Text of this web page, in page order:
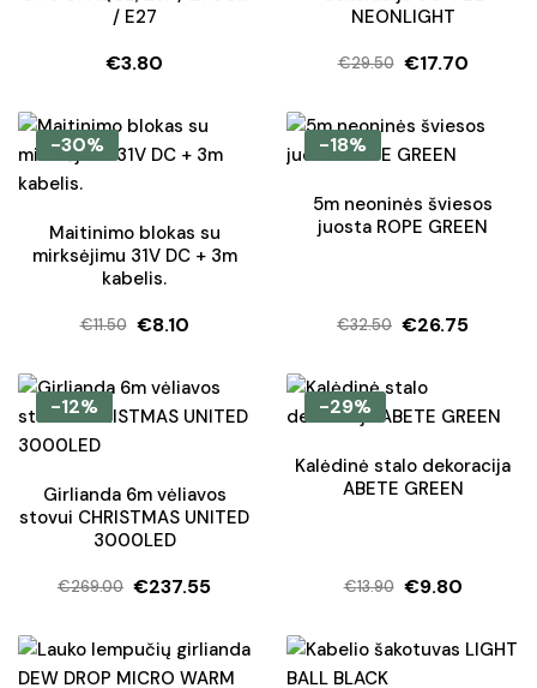
/ E27
€3.80
NEONLIGHT
€29.50
Original
was:
€29.50.
€17.70
Current
is:
€17.70.
-30%
Maitinimo blokas su
mirksėjimu 31V DC + 3m
kabelis.
€11.50
Original
was:
€11.50.
€8.10
Current
is:
€8.10.
-18%
5m neoninės šviesos
juosta ROPE GREEN
€32.50
Original
was:
€32.50.
€26.75
Current
is:
€26.75.
-12%
Girlianda 6m vėliavos
stovui CHRISTMAS UNITED
3000LED
€269.00
Original
was:
€237.55
Current
is:
-29%
Kalėdinė stalo dekoracija
ABETE GREEN
€13.90
Original
was:
€9.80
Current
is: